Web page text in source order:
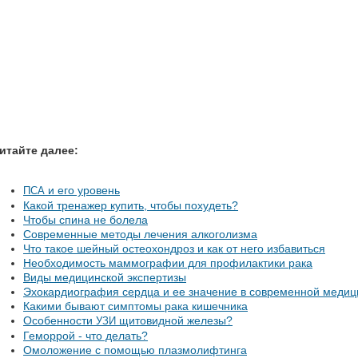
далее:
ПСА и его уровень
Какой тренажер купить, чтобы похудеть?
Чтобы спина не болела
Современные методы лечения алкоголизма
Что такое шейный остеохондроз и как от него избавиться
Необходимость маммографии для профилактики рака
Виды медицинской экспертизы
Эхокардиография сердца и ее значение в современной
Какими бывают симптомы рака кишечника
Особенности УЗИ щитовидной железы?
Геморрой - что делать?
Омоложение с помощью плазмолифтинга